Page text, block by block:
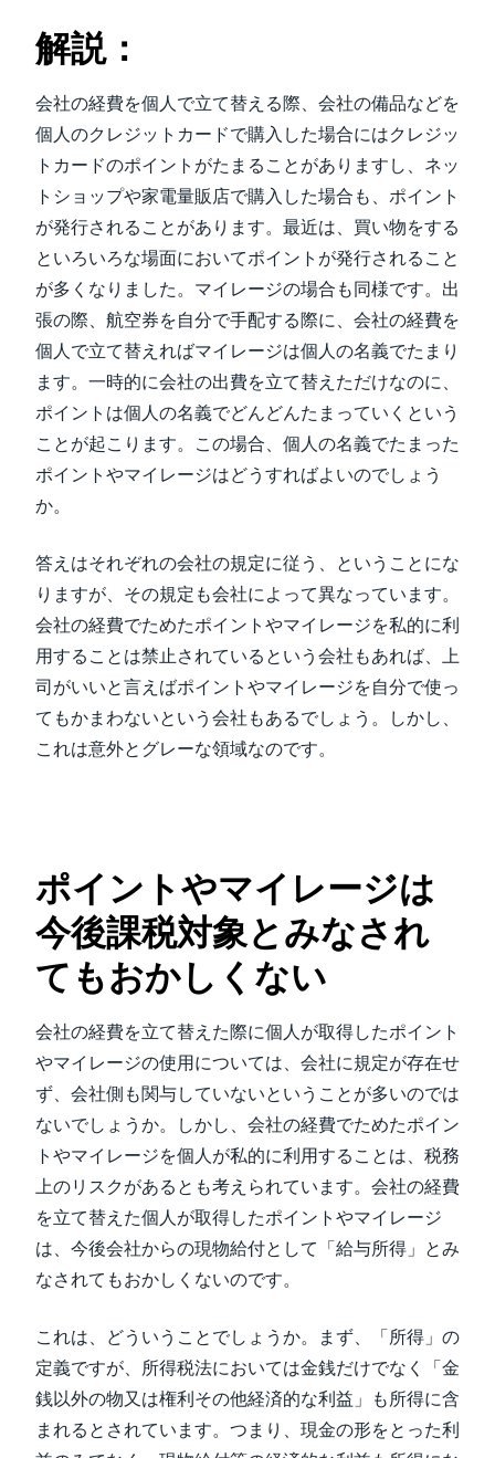
解説：
会社の経費を個人で立て替える際、会社の備品などを
個人のクレジットカードで購入した場合にはクレジッ
トカードのポイントがたまることがありますし、ネッ
トショップや家電量販店で購入した場合も、ポイント
が発行されることがあります。最近は、買い物をする
といろいろな場面においてポイントが発行されること
が多くなりました。マイレージの場合も同様です。出
張の際、航空券を自分で手配する際に、会社の経費を
個人で立て替えればマイレージは個人の名義でたまり
ます。一時的に会社の出費を立て替えただけなのに、
ポイントは個人の名義でどんどんたまっていくという
ことが起こります。この場合、個人の名義でたまった
ポイントやマイレージはどうすればよいのでしょう
か。
答えはそれぞれの会社の規定に従う、ということにな
りますが、その規定も会社によって異なっています。
会社の経費でためたポイントやマイレージを私的に利
用することは禁止されているという会社もあれば、上
司がいいと言えばポイントやマイレージを自分で使っ
てもかまわないという会社もあるでしょう。しかし、
これは意外とグレーな領域なのです。
ポイントやマイレージは
今後課税対象とみなされ
てもおかしくない
会社の経費を立て替えた際に個人が取得したポイント
やマイレージの使用については、会社に規定が存在せ
ず、会社側も関与していないということが多いのでは
ないでしょうか。しかし、会社の経費でためたポイン
トやマイレージを個人が私的に利用することは、税務
上のリスクがあるとも考えられています。会社の経費
を立て替えた個人が取得したポイントやマイレージ
は、今後会社からの現物給付として「給与所得」とみ
なされてもおかしくないのです。
これは、どういうことでしょうか。まず、「所得」の
定義ですが、所得税法においては金銭だけでなく「金
銭以外の物又は権利その他経済的な利益」も所得に含
まれるとされています。つまり、現金の形をとった利